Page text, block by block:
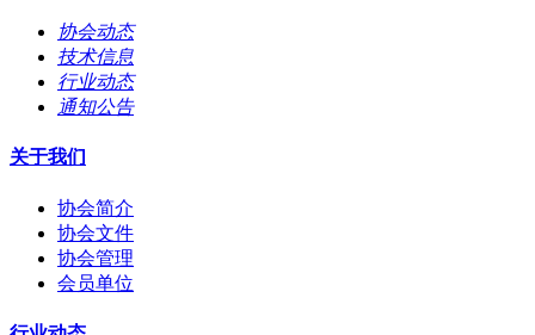
协会动态
技术信息
行业动态
通知公告
关于我们
协会简介
协会文件
协会管理
会员单位